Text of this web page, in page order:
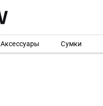
Аксессуары Сумки